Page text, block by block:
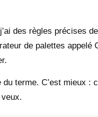
des règles précises
de palettes appelé
terme. C’est mieux :